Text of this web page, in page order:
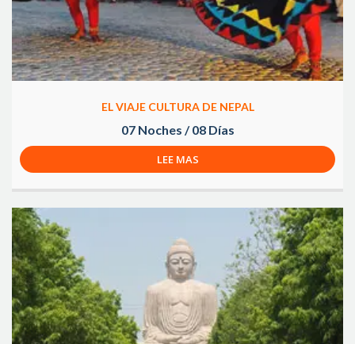
EL VIAJE CULTURA DE NEPAL
07 Noches / 08 Días
LEE MAS